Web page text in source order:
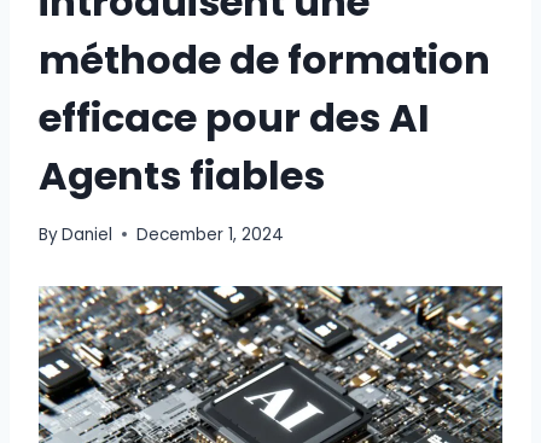
méthode de formation
efficace pour des AI
Agents fiables
ByDaniel December 1, 2024